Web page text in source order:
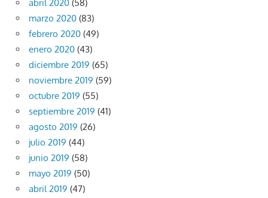
abril 2020 (58)
marzo 2020 (83)
febrero 2020 (49)
enero 2020 (43)
diciembre 2019 (65)
noviembre 2019 (59)
octubre 2019 (55)
septiembre 2019 (41)
agosto 2019 (26)
julio 2019 (44)
junio 2019 (58)
mayo 2019 (50)
abril 2019 (47)